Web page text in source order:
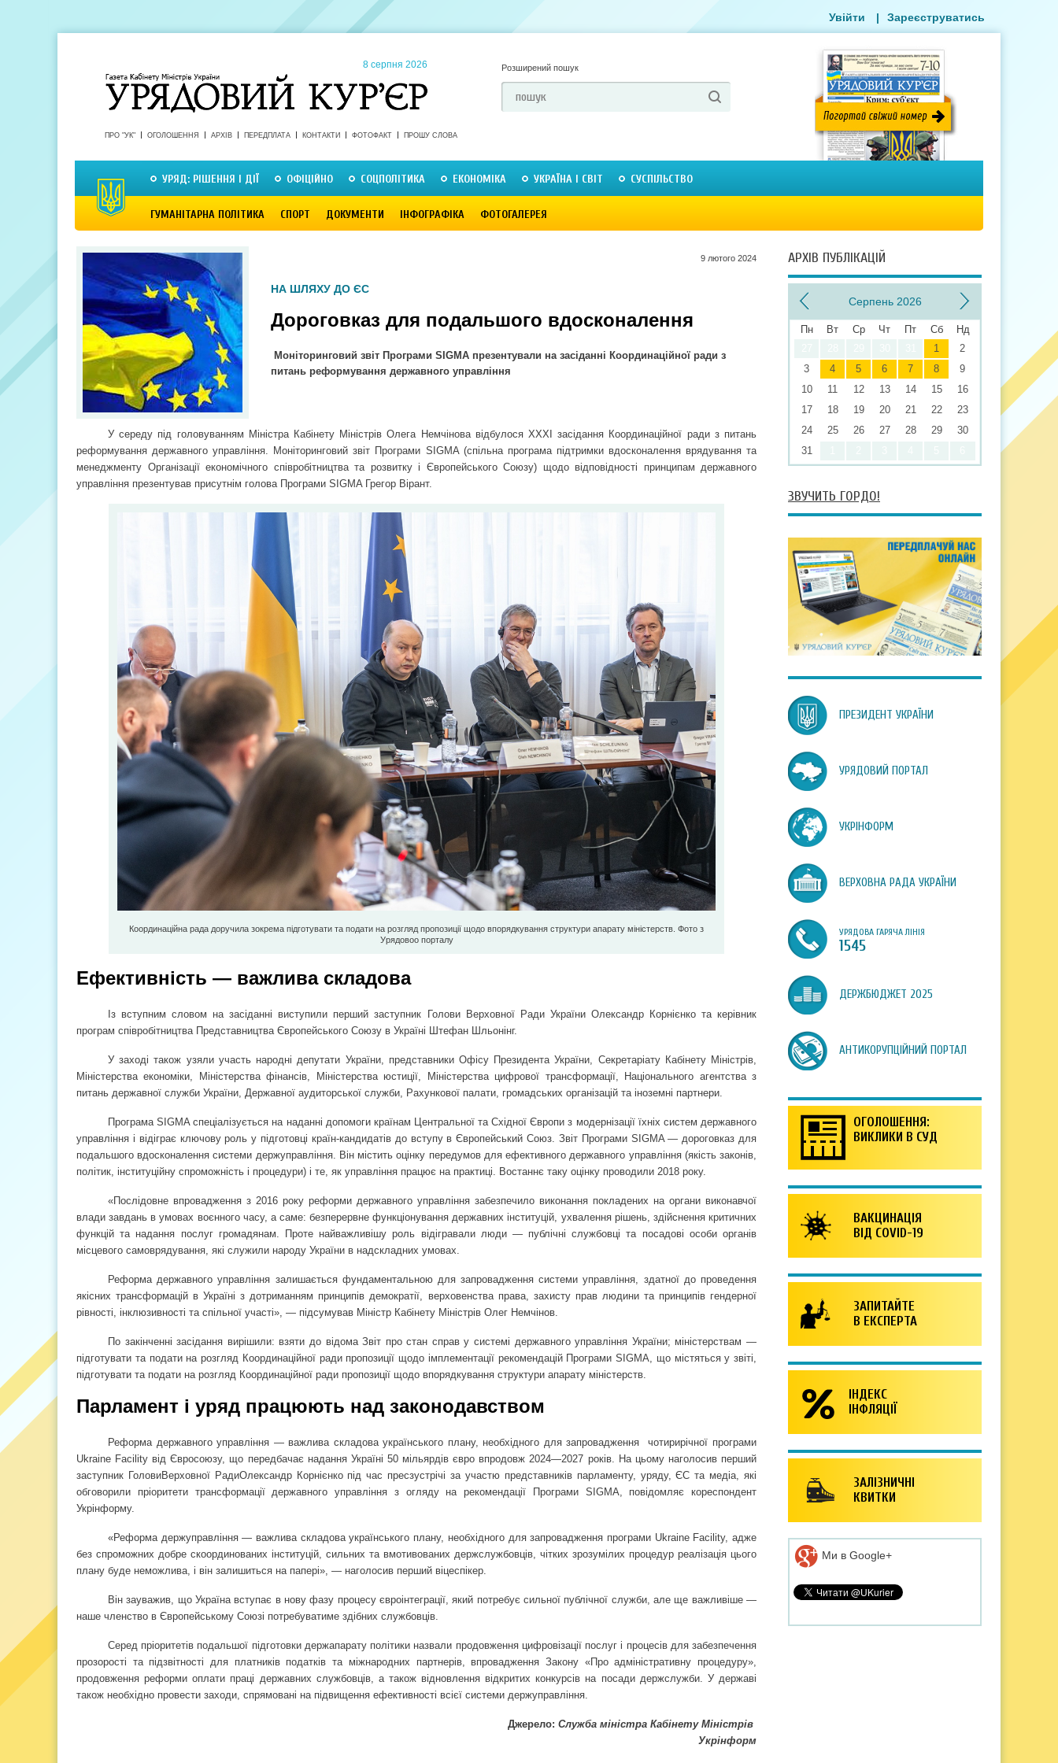
8 серпня 2026 Розширений пошук
ПРО "УК" ОГОЛОШЕННЯ АРХІВ ПЕРЕДПЛАТА КОНТАКТИ ФОТОФАКТ ПРОШУ СЛОВА
УРЯД: РІШЕННЯ І ДІЇ ОФІЦІЙНО СОЦПОЛІТИКА ЕКОНОМІКА УКРАЇНА І СВІТ СУСПІЛЬСТВО
ГУМАНІТАРНА ПОЛІТИКА СПОРТ ДОКУМЕНТИ ІНФОГРАФІКА ФОТОГАЛЕРЕЯ
Увійти | Зареєструватись
9 лютого 2024
НА ШЛЯХУ ДО ЄС
Дороговказ для подальшого вдосконалення
Моніторинговий звіт Програми SIGMA презентували на засіданні Координаційної ради з
питань реформування державного управління
У середу під головуванням Міністра Кабінету Міністрів Олега Немчінова відбулося XXХІ засідання Координаційної ради з питань
реформування державного управління. Моніторинговий звіт Програми SIGMA (спільна програма підтримки вдосконалення врядування та
менеджменту Організації економічного співробітництва та розвитку і Європейського Союзу) щодо відповідності принципам державного
управління презентував присутнім голова Програми SIGMA Грегор Вірант.
Координаційна рада доручила зокрема підготувати та подати на розгляд пропозиції щодо впорядкування структури апарату міністерств. Фото з
Урядовоо порталу
Ефективність — важлива складова
Із вступним словом на засіданні виступили перший заступник Голови Верховної Ради України Олександр Корнієнко та керівник
програм співробітництва Представництва Європейського Союзу в Україні Штефан Шльонінг.
У заході також узяли участь народні депутати України, представники Офісу Президента України, Секретаріату Кабінету Міністрів,
Міністерства економіки, Міністерства фінансів, Міністерства юстиції, Міністерства цифрової трансформації, Національного агентства з
питань державної служби України, Державної аудиторської служби, Рахункової палати, громадських організацій та іноземні партнери.
Програма SIGMA спеціалізується на наданні допомоги країнам Центральної та Східної Європи з модернізації їхніх систем державного
управління і відіграє ключову роль у підготовці країн-кандидатів до вступу в Європейський Союз. Звіт Програми SIGMA — дороговказ для
подальшого вдосконалення системи держуправління. Він містить оцінку передумов для ефективного державного управління (якість законів,
політик, інституційну спроможність і процедури) і те, як управління працює на практиці. Востаннє таку оцінку проводили 2018 року.
«Послідовне впровадження з 2016 року реформи державного управління забезпечило виконання покладених на органи виконавчої
влади завдань в умовах воєнного часу, а саме: безперервне функціонування державних інституцій, ухвалення рішень, здійснення критичних
функцій та надання послуг громадянам. Проте найважливішу роль відігравали люди — публічні службовці та посадові особи органів
місцевого самоврядування, які служили народу України в надскладних умовах.
Реформа державного управління залишається фундаментальною для запровадження системи управління, здатної до проведення
якісних трансформацій в Україні з дотриманням принципів демократії, верховенства права, захисту прав людини та принципів гендерної
рівності, інклюзивності та спільної участі», — підсумував Міністр Кабінету Міністрів Олег Немчінов.
По закінченні засідання вирішили: взяти до відома Звіт про стан справ у системі державного управління України; міністерствам —
підготувати та подати на розгляд Координаційної ради пропозиції щодо імплементації рекомендацій Програми SIGMA, що містяться у звіті,
підготувати та подати на розгляд Координаційної ради пропозиції щодо впорядкування структури апарату міністерств.
Парламент і уряд працюють над законодавством
Реформа державного управління — важлива складова українського плану, необхідного для запровадження
чотирирічної програми
Ukraine Facility від Євросоюзу, що передбачає надання Україні 50 мільярдів євро впродовж 2024—2027 років. На цьому наголосив перший
заступник ГоловиВерховної РадиОлександр Корнієнко під час пресзустрічі за участю представників парламенту, уряду, ЄС та медіа, які
обговорили пріоритети трансформації державного управління з огляду на рекомендації Програми SIGMA, повідомляє кореспондент
Укрінформу.
«Реформа держуправління — важлива складова українського плану, необхідного для запровадження програми Ukraine Facility, адже
без спроможних добре скоординованих інституцій, сильних та вмотивованих держслужбовців, чітких зрозумілих процедур реалізація цього
плану буде неможлива, і він залишиться на папері», — наголосив перший віцеспікер.
Він зауважив, що Україна вступає в нову фазу процесу євроінтеграції, який потребує сильної публічної служби, але ще важливіше —
наше членство в Європейському Союзі потребуватиме здібних службовців.
Серед пріоритетів подальшої підготовки держапарату політики назвали продовження цифровізації послуг і процесів для забезпечення
прозорості та підзвітності для платників податків та міжнародних партнерів, впровадження Закону «Про адміністративну процедуру»,
продовження реформи оплати праці державних службовців, а також відновлення відкритих конкурсів на посади держслужби. У державі
також необхідно провести заходи, спрямовані на підвищення ефективності всієї системи держуправління.
Джерело: Служба міністра Кабінету Міністрів
Укрінформ
АРХІВ ПУБЛІКАЦІЙ
Серпень 2026
Пн Вт Ср Чт Пт Сб
Нд
1
2
3
4 5 6 7 8
9
10
11 12 13 14 15
16
17
18 19 20 21 22
23
24
25 26 27 28 29
30
31
ЗВУЧИТЬ ГОРДО!
ПРЕЗИДЕНТ УКРАЇНИ
УРЯДОВИЙ ПОРТАЛ
УКРІНФОРМ
ВЕРХОВНА РАДА УКРАЇНИ
УРЯДОВА ГАРЯЧА ЛІНІЯ
1545
ДЕРЖБЮДЖЕТ 2025
АНТИКОРУПЦІЙНИЙ ПОРТАЛ
ОГОЛОШЕННЯ:
ВИКЛИКИ В СУД
ВАКЦИНАЦІЯ
ВІД COVID-19
ЗАПИТАЙТЕ
В ЕКСПЕРТА
ІНДЕКС
ІНФЛЯЦІЇ
ЗАЛІЗНИЧНІ
КВИТКИ
Ми в Google+